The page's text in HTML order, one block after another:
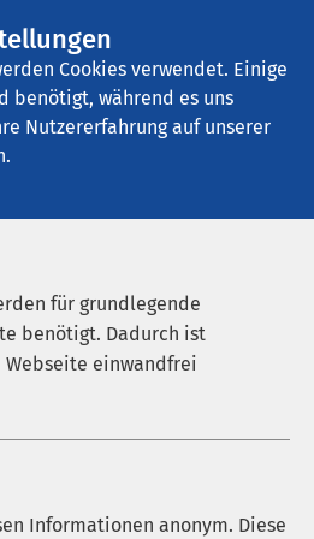
Cookies verwendet. Einige
benötigt, während es uns
Nutzererfahrung auf unserer
für grundlegende
benötigt. Dadurch ist
einwandfrei
Informationen anonym. Diese